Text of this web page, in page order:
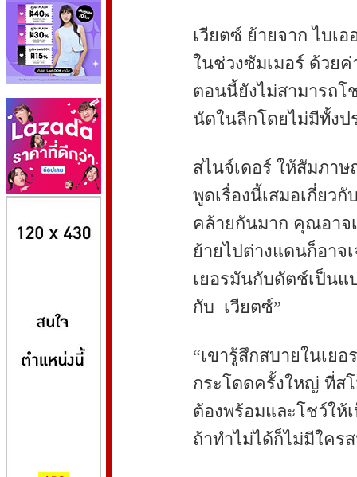
เวียตซ์ ย้ายจาก ไบเ
ในช่วงซัมเมอร์ ด้วย
ตอนนี้ยังไม่สามารถโ
นัดในลีกโดยไม่มีทั้งป
สไนจ์เดอร์ ให้สัมภาษ
พูดเรื่องนี้เสมอเกี่ยว
คล้ายกันมาก คุณอาจ
ย้ายไปต่างแดนก็อาจ
เยอรมันกับดัตช์เป็นแ
กับ เวียตซ์”
“เขารู้สึกสบายในเย
กระโดดครั้งใหญ่ ที่ส
ต้องพร้อมและโชว์ให้
ถ้าทำไม่ได้ก็ไม่มีใคร